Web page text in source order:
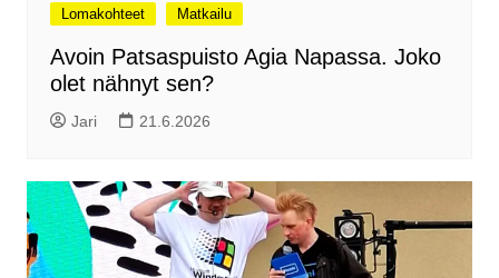
Lomakohteet
Matkailu
Avoin Patsaspuisto Agia Napassa. Joko
olet nähnyt sen?
Jari 21.6.2026